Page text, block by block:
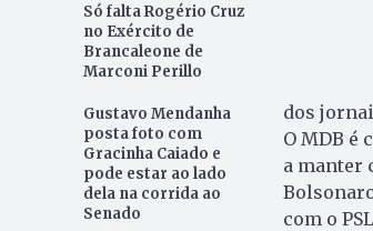
Só falta Rogério Cruz
no Exército de
Brancaleone de
Marconi Perillo
Gustavo Mendanha
posta foto com
Gracinha Caiado e
pode estar ao lado
dela na corrida ao
Senado
dos
O MDB é
a manter
com o